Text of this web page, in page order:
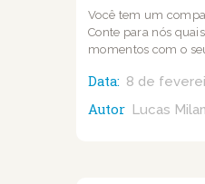
Você tem um
Conte para nós
momentos com o
Data: 8 de
Autor Lucas